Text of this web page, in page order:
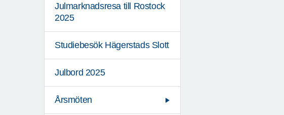
Julmarknadsresa till Rostock
2025
Studiebesök Hägerstads Slott
Julbord 2025
Årsmöten